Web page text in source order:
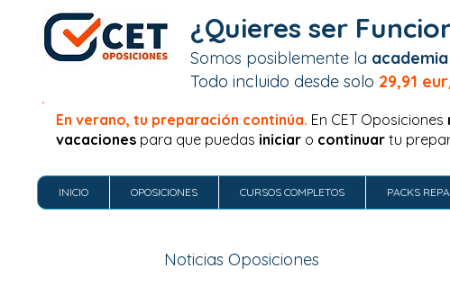
¿Quieres ser
Somos posiblemente la
Todo incluido desde solo 29,91
En verano, tu preparación continúa. En CET Oposiciones
vacaciones para que puedas iniciar o continuar tu
INICIO OPOSICIONES CURSOS COMPLETOS PACKS
Noticias Oposiciones